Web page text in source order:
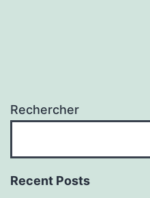
Rechercher
Recent Posts